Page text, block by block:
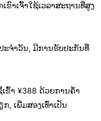
າເຈົ້າໃຊ້ເວລາສະຖານທີ່ສູງ
ະຈໍາວັນ, ມີການຮັບປະກັນທີ່
ຂົ້າ ¥388 ດ້ວຍການຄໍ້າ
, ເພີ່ມສອງເທົ່າເປັນ